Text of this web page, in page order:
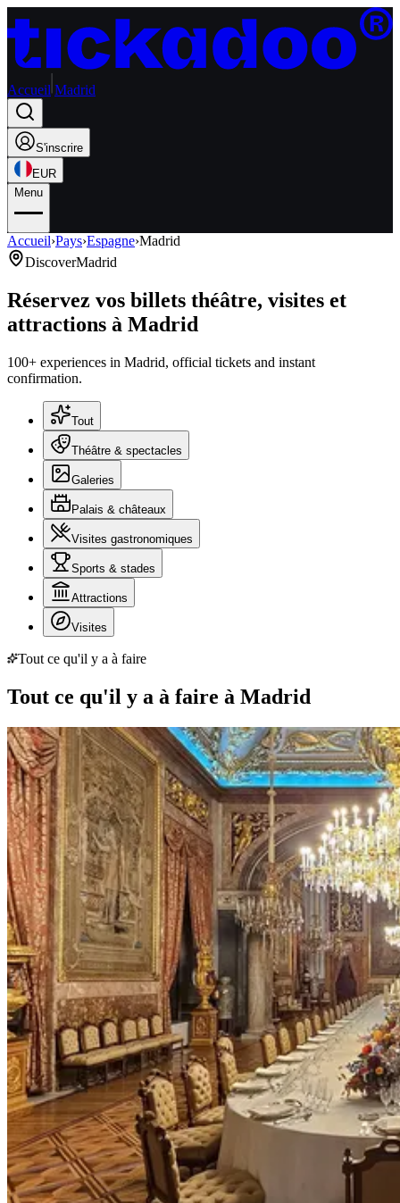
Accueil Madrid
S'inscrire
EUR
Menu
Accueil›Pays›Espagne›Madrid
DiscoverMadrid
Réservez vos billets théâtre, visites et
attractions à Madrid
100+ experiences in Madrid, official tickets and instant
confirmation.
Tout
Théâtre & spectacles
Galeries
Palais & châteaux
Visites gastronomiques
Sports & stades
Attractions
Visites
Tout ce qu'il y a à faire
Tout ce qu'il y a à faire à Madrid